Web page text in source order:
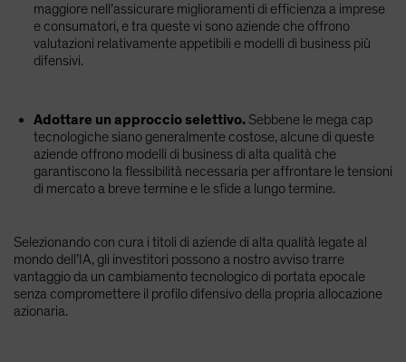
maggiore nell’assicurare miglioramenti di efficienza a imprese
e consumatori, e tra queste vi sono aziende che offrono
valutazioni relativamente appetibili e modelli di business più
difensivi.
Adottare un approccio selettivo.Sebbene le mega cap
tecnologiche siano generalmente costose, alcune di queste
aziende offrono modelli di business di alta qualità che
garantiscono la flessibilità necessaria per affrontare le tensioni
di mercato a breve termine e le sfide a lungo termine.
Selezionando con cura i titoli di aziende di alta qualità legate al
mondo dell’IA, gli investitori possono a nostro avviso trarre
vantaggio da un cambiamento tecnologico di portata epocale
senza compromettere il profilo difensivo della propria allocazione
azionaria.